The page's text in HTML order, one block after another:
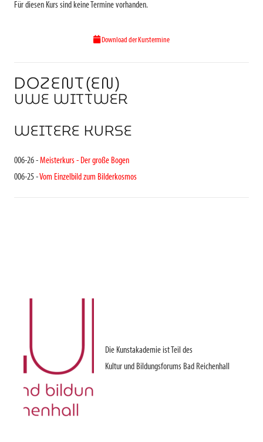
Für diesen Kurs sind keine Termine vorhanden.
Download der Kurstermine
DOZENT(EN)
UWE WITTWER
WEITERE KURSE
006-26 -Meisterkurs - Der große Bogen
006-25 -Vom Einzelbild zum Bilderkosmos
Die Kunstakademie ist Teil des
Kultur und Bildungsforums Bad Reichenhall